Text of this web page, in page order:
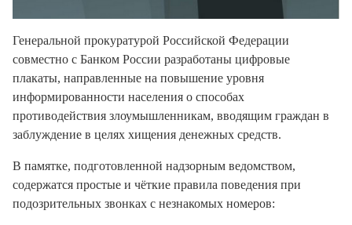
Генеральной прокуратурой Российской Федерации
совместно с Банком России разработаны цифровые
плакаты, направленные на повышение уровня
информированности населения о способах
противодействия злоумышленникам, вводящим граждан в
заблуждение в целях хищения денежных средств.
В памятке, подготовленной надзорным ведомством,
содержатся простые и чёткие правила поведения при
подозрительных звонках с незнакомых номеров: